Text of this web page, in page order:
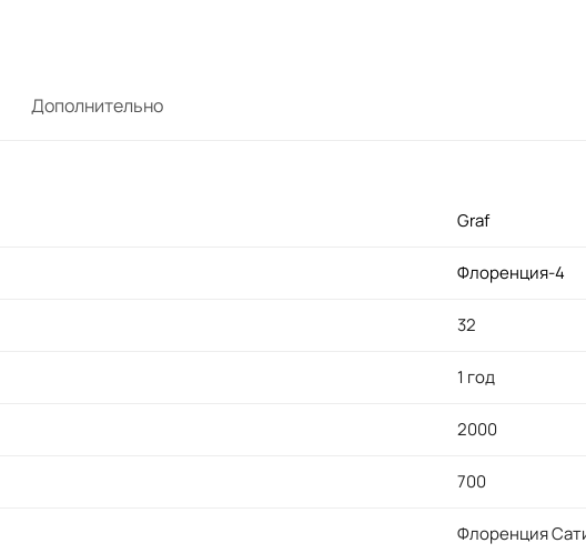
Дополнительно
Graf
Флоренция-4
32
1 год
2000
700
Флоренция